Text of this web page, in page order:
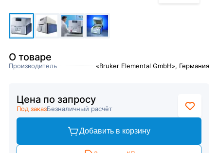
О товаре
Производитель «Bruker Elemental GmbH», Германия
Цена по запросу
Под заказБезналичный расчёт
Добавить в корзину